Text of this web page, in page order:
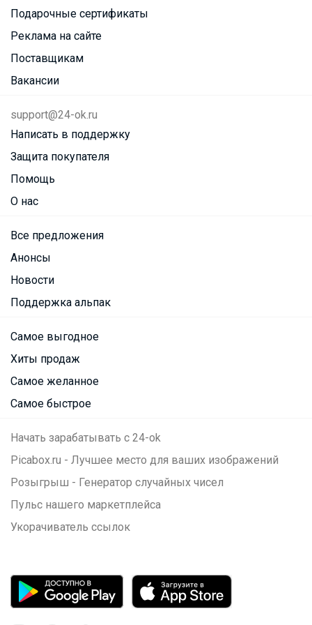
Подарочные сертификаты
Реклама на сайте
Поставщикам
Вакансии
support@24-ok.ru
Написать в поддержку
Защита покупателя
Помощь
О нас
Все предложения
Анонсы
Новости
Поддержка альпак
Самое выгодное
Хиты продаж
Самое желанное
Самое быстрое
Начать зарабатывать с 24-ok
Picabox.ru - Лучшее место для ваших изображений
Розыгрыш - Генератор случайных чисел
Пульс нашего маркетплейса
Укорачиватель ссылок